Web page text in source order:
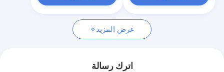
عرض المزيد
اترك رسالة